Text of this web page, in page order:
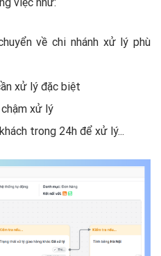
về chi nhánh xử lý phù
xử lý đặc biệt
xử lý
trong 24h để xử lý...